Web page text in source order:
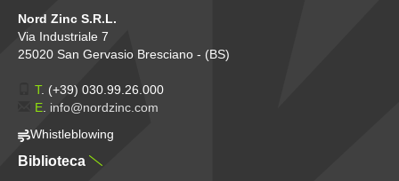
Nord Zinc S.R.L.
Via Industriale 7
25020 San Gervasio Bresciano - (BS)
T. (+39) 030.99.26.000
E. info@nordzinc.com
Whistleblowing
Biblioteca